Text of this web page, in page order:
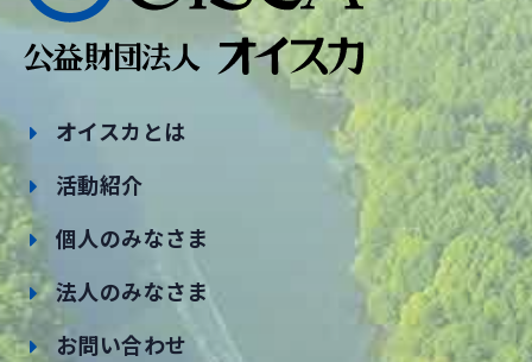
オイスカとは
活動紹介
個人のみなさま
法人のみなさま
お問い合わせ